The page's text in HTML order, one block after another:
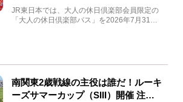
JR東日本では、大人の休日倶楽部会員限定の
「大人の休日倶楽部パス」を2026年7月31日
南関東2歳戦線の主役は誰だ！ルーキ
ーズサマーカップ（SIII）開催 注目